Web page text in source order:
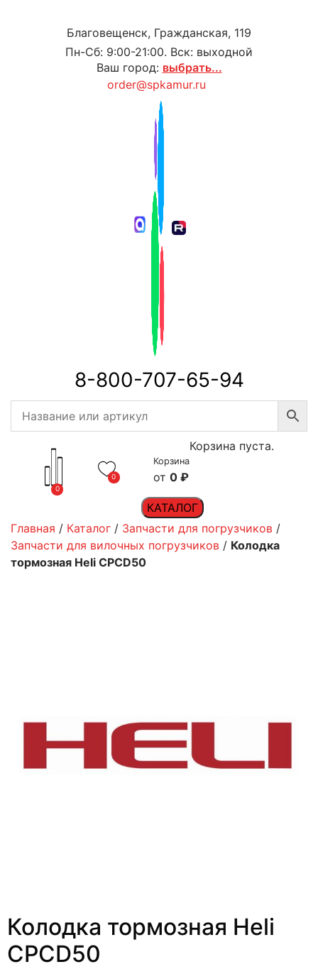
Благовещенск, Гражданская, 119
Пн-Сб: 9:00-21:00. Вск: выходной
Ваш город: выбрать...
order@spkamur.ru
8-800-707-65-94
0
0
Корзина
0 ₽
Корзина пуста.
КАТАЛОГ
Главная / Каталог / Запчасти для погрузчиков /
Запчасти для вилочных погрузчиков / Колодка
тормозная Heli CPCD50
Колодка тормозная Heli
CPCD50